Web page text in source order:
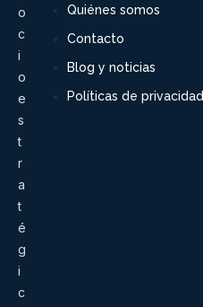
o
c
i
o
e
s
t
r
a
t
é
g
i
c
Quiénes somos
Contacto
Blog y noticias
Políticas de privacidad